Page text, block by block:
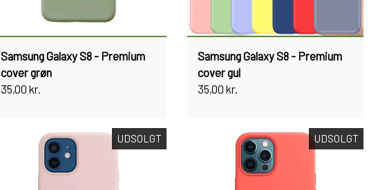
Samsung Galaxy S8 - Premium
cover grøn
35,00 kr.
Samsung Galaxy S8 - Premium
cover gul
35,00 kr.
UDSOLGT UDSOLGT